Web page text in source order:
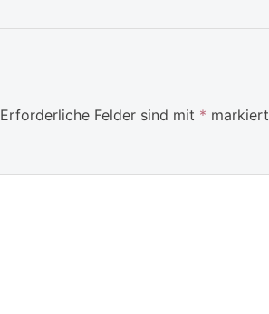
Erforderliche Felder sind mit * markiert